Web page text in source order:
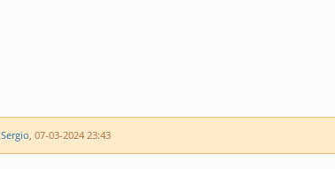
Sergio, 07-03-2024 23:43